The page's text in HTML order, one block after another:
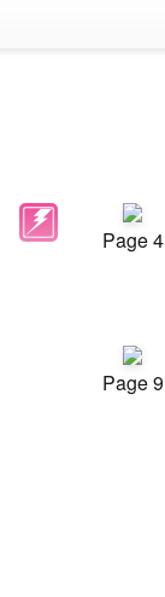
Page 4
Page 9